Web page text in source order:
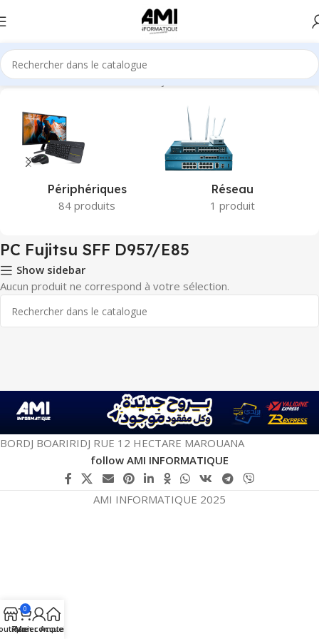
Accueil Produits identifiés “PC Fujitsu SFF D957/E85”
Périphériques
84 produits
Réseau
1 produit
PC Fujitsu SFF D957/E85
Show sidebar
Aucun produit ne correspond à votre sélection.
BORDJ BOARIRIDJ RUE 12 HECTARE MAROUANA
follow AMI INFORMATIQUE
AMI INFORMATIQUE 2025
0
Panier
Mon compte
Accueil